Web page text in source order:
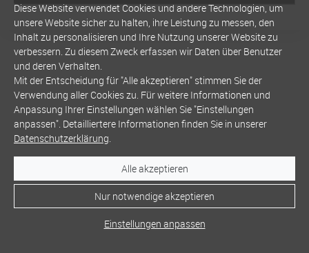
Diese Website verwendet Cookies und andere Technologien, um
unsere Website sicher zu halten, ihre Leistung zu messen, den
Inhalt zu personalisieren und Ihre Nutzung unserer Website zu
verbessern. Zu diesem Zweck erfassen wir Daten über Benutzer
und deren Verhalten.
Mit der Entscheidung für "Alle akzeptieren" stimmen Sie der
Verwendung aller Cookies zu. Für weitere Informationen und
Anpassung Ihrer Einstellungen wählen Sie "Einstellungen
anpassen". Detailliertere Informationen finden Sie in unserer
Datenschutzerklärung.
Alle akzeptieren
Nur notwendige akzeptieren
Einstellungen anpassen